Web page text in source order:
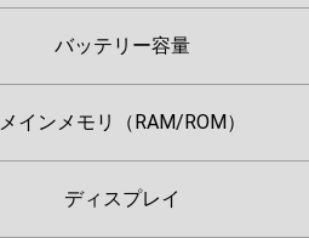
バッテリー容量
メインメモリ（RAM/ROM）
ディスプレイ